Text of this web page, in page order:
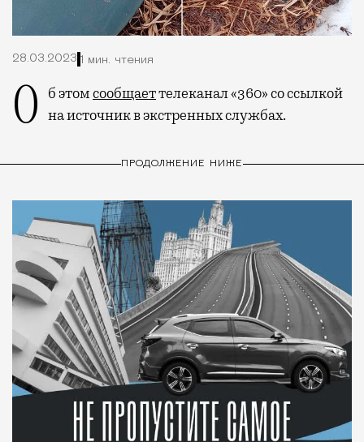
28.03.2023 1 мин. чтения
Об этомсообщаеттелеканал «360» со ссылкой
на источник в экстренных службах.
ПРОДОЛЖЕНИЕ НИЖЕ